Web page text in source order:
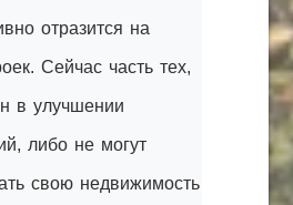
отразится на
Сейчас часть тех,
в улучшении
либо не могут
свою недвижимость